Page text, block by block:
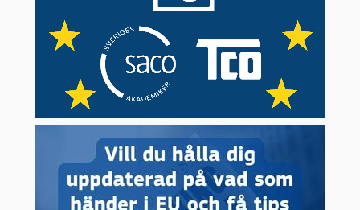
parlamentet godkänt kommissionens
ordförande tar han eller hon, tillsammans
med EU-ländernas regeringar, fram förslag
på de övriga kommissionärerna. Dessa
måste godkännas av Europaparlamentet.
Europaparlamentet kan också avsätta EU-
kommissionen.
Kommissionen har sitt säte i Bryssel, men
den har också verksamhet i Luxemburg, och